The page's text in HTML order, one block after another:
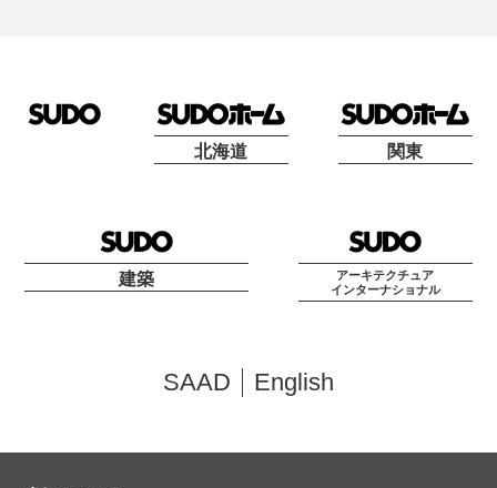
北海道 関東
建築
アーキテクチュア
インターナショナル
SAAD English